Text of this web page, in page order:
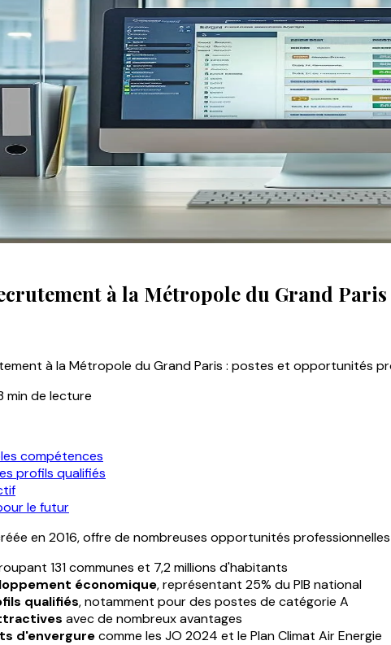
à la Métropole du Grand
à la Métropole du Grand Paris : postes et opportunités
min de lecture
compétences
profils qualifiés
le futur
en 2016, offre de nombreuses opportunités
131 communes et 7,2 millions d'habitants
économique, représentant 25% du PIB national
qualifiés, notamment pour des postes de catégorie A
avec de nombreux avantages
d'envergurecomme les JO 2024 et le Plan Climat Air Energie